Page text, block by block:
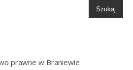
Szukaj
prawne w Braniewie